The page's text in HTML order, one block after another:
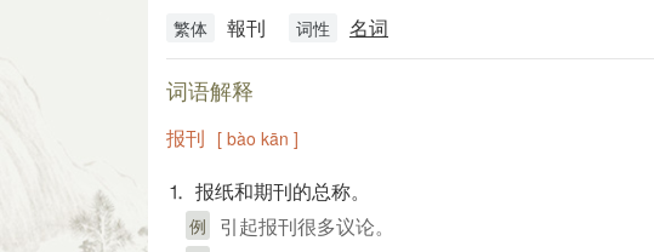
繁体 報刊 词性 名词
词语解释
报刊 [ bào kān ]
⒈ 报纸和期刊的总称。
例 引起报刊很多议论。